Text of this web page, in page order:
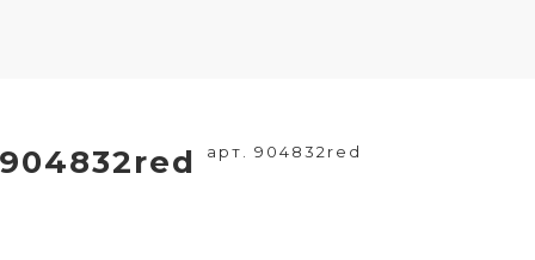
арт. 904832red